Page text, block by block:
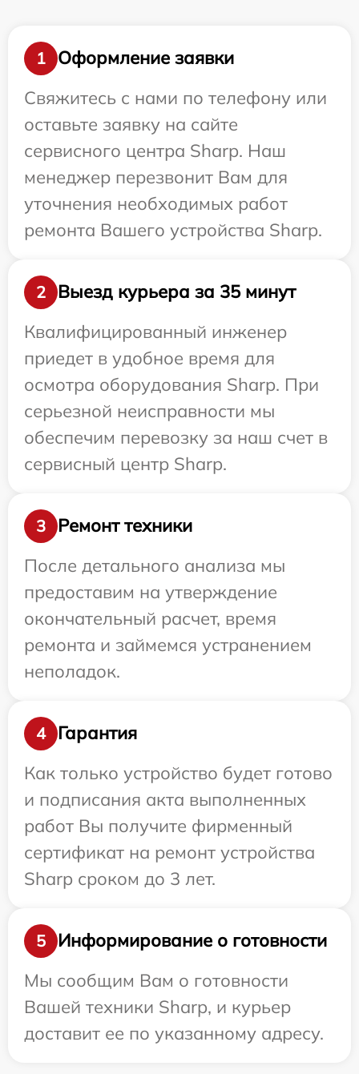
1
Оформление заявки
Свяжитесь с нами по телефону или
оставьте заявку на сайте
сервисного центра Sharp. Наш
менеджер перезвонит Вам для
уточнения необходимых работ
ремонта Вашего устройства Sharp.
2
Выезд курьера за 35 минут
Квалифицированный инженер
приедет в удобное время для
осмотра оборудования Sharp. При
серьезной неисправности мы
обеспечим перевозку за наш счет в
сервисный центр Sharp.
3
Ремонт техники
После детального анализа мы
предоставим на утверждение
окончательный расчет, время
ремонта и займемся устранением
неполадок.
4
Гарантия
Как только устройство будет готово
и подписания акта выполненных
работ Вы получите фирменный
сертификат на ремонт устройства
Sharp сроком до 3 лет.
5
Информирование о готовности
Мы сообщим Вам о готовности
Вашей техники Sharp, и курьер
доставит ее по указанному адресу.